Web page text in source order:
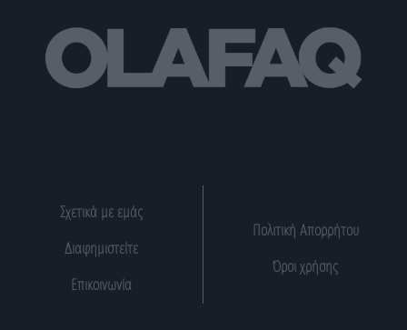
Σχετικά με εμάς
Διαφημιστείτε
Επικοινωνία
Πολιτική Απορρήτου
Όροι χρήσης